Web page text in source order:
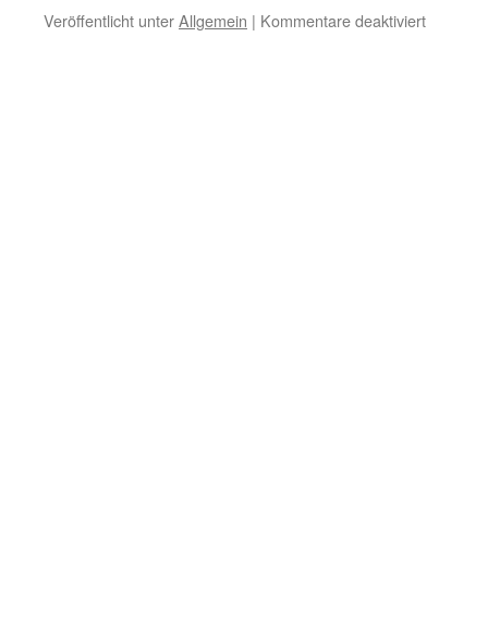
Veröffentlicht unterAllgemein | Kommentare deaktiviertfür